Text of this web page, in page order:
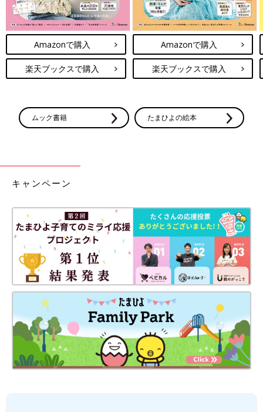
Amazonで購入
楽天ブックスで購入
Amazonで購入
楽天ブックスで購入
Amazonで購入
楽天ブックスで購入
ムック書籍 たまひよの絵本
キャンペーン